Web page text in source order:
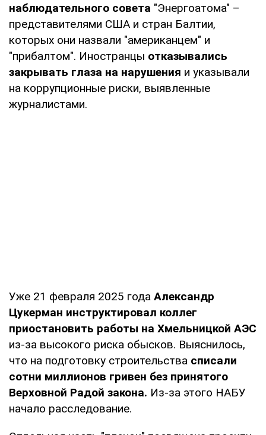
наблюдательного совета "Энергоатома" –
представителями США и стран Балтии,
которых они назвали "американцем" и
"прибалтом". Иностранцы отказывались
закрывать глаза на нарушения и указывали
на коррупционные риски, выявленные
журналистами.
Уже 21 февраля 2025 года Александр
Цукерман инструктировал коллег
приостановить работы на Хмельницкой АЭС
из-за высокого риска обысков. Выяснилось,
что на подготовку строительства списали
сотни миллионов гривен без принятого
Верховной Радой закона. Из-за этого НАБУ
начало расследование.